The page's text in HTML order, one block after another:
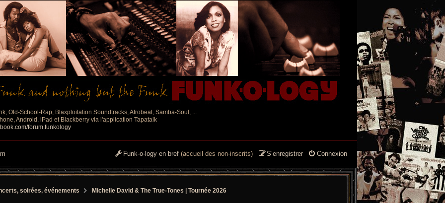
Old-School-Rap, Blaxploitation Soundtracks, Afrobeat, Samba-Soul, ...
Android, iPad et Blackberry via l'application Tapatalk
forum.funkology
Connexion
S’enregistrer
Funk-o-logy en bref (accueil des non-inscrits)
soirées, événements Michelle David & The True-Tones | Tournée 2026